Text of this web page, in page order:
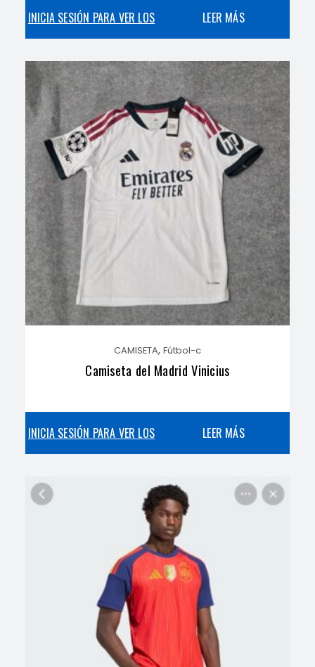
INICIA SESIÓN PARA VER LOS
PRECIOS
LEER MÁS
CAMISETA, Fútbol-c
Camiseta del Madrid Vinicius
INICIA SESIÓN PARA VER LOS LEER MÁS